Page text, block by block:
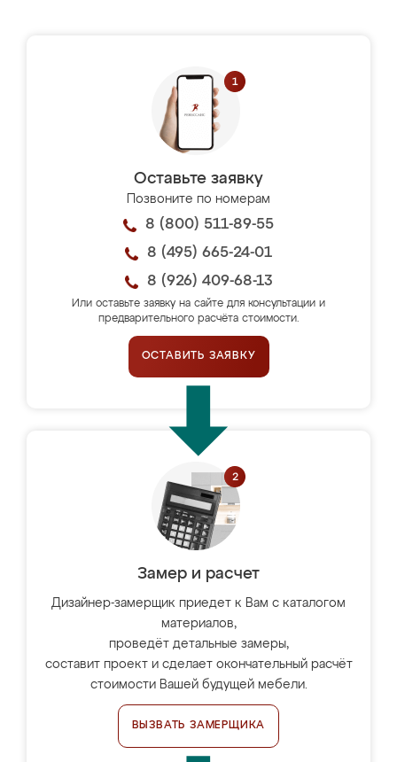
Оставьте заявку
Позвоните по номерам
8 (800) 511-89-55
8 (495) 665-24-01
8 (926) 409-68-13
Или оставьте заявку на сайте для консультации и
предварительного расчёта стоимости.
ОСТАВИТЬ ЗАЯВКУ
Замер и расчет
Дизайнер-замерщик приедет к Вам с каталогом
материалов,
проведёт детальные замеры,
составит проект и сделает окончательный расчёт
стоимости Вашей будущей мебели.
ВЫЗВАТЬ ЗАМЕРЩИКА